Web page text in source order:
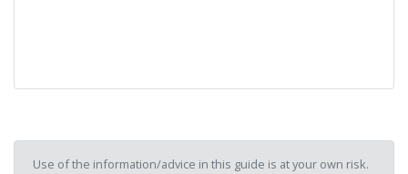
Use of the information/advice in this guide is at your own risk.